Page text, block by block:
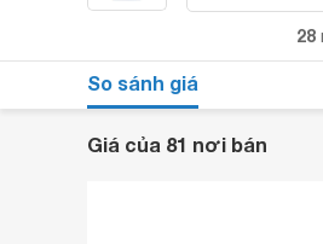
28
So sánh giá
Giá của 81 nơi bán